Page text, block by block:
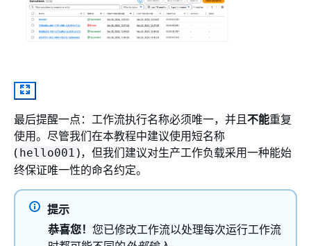
最后提醒一点：工作流执行名称必须唯一，并且不能重复
使用。尽管我们在本教程中建议使用短名称
( hello001 )，但我们建议对生产工作负载采用一种能始
终保证唯一性的命名约定。
提示
恭喜您！ 您已修改工作流以处理每次运行工作流